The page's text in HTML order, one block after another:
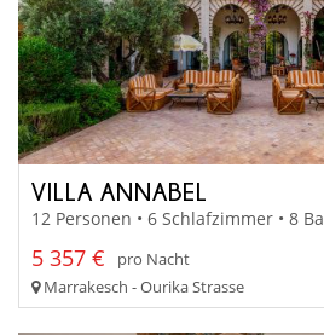
VILLA ANNABEL
12 Personen • 6 Schlafzimmer • 8
5 357 €
pro Nacht
Marrakesch - Ourika Strasse